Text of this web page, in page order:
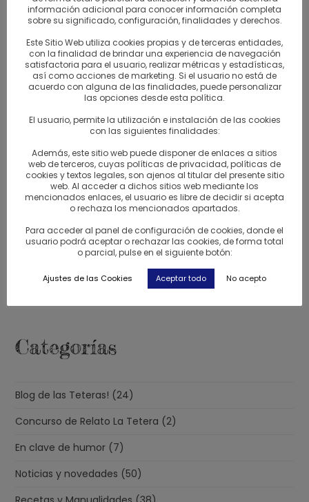
El Té Ruso de Kimberly Schlapman
13/12/2016
Batido con Matcha y frutas rojas, receta de la
degustación del día 16 de abril de 2016
productos
Categorías
Blog de las Teteras! (24)
Concurso de Relato La Tetera (2)
En clave de humor (7)
Noticias y novedades (50)
información adicional para conocer información completa
sobre su significado, configuración, finalidades y derechos.
Este Sitio Web utiliza cookies propias y de terceras entidades,
con la finalidad de brindar una experiencia de navegación
satisfactoria para el usuario, realizar métricas y estadísticas,
así como acciones de marketing. Si el usuario no está de
acuerdo con alguna de las finalidades, puede personalizar
las opciones desde esta política.
El usuario, permite la utilización e instalación de las cookies
con las siguientes finalidades:
Además, este sitio web puede disponer de enlaces a sitios
web de terceros, cuyas políticas de privacidad, políticas de
cookies y textos legales, son ajenos al titular del presente sitio
web. Al acceder a dichos sitios web mediante los
mencionados enlaces, el usuario es libre de decidir si acepta
o rechaza los mencionados apartados.
Para acceder al panel de configuración de cookies, donde el
usuario podrá aceptar o rechazar las cookies, de forma total
o parcial, pulse en el siguiente botón:
Ajustes de las Cookies Aceptar todo No acepto